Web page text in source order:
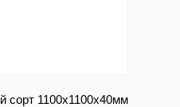
сорт 1100х1100х40мм